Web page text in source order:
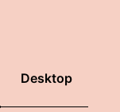
Desktop